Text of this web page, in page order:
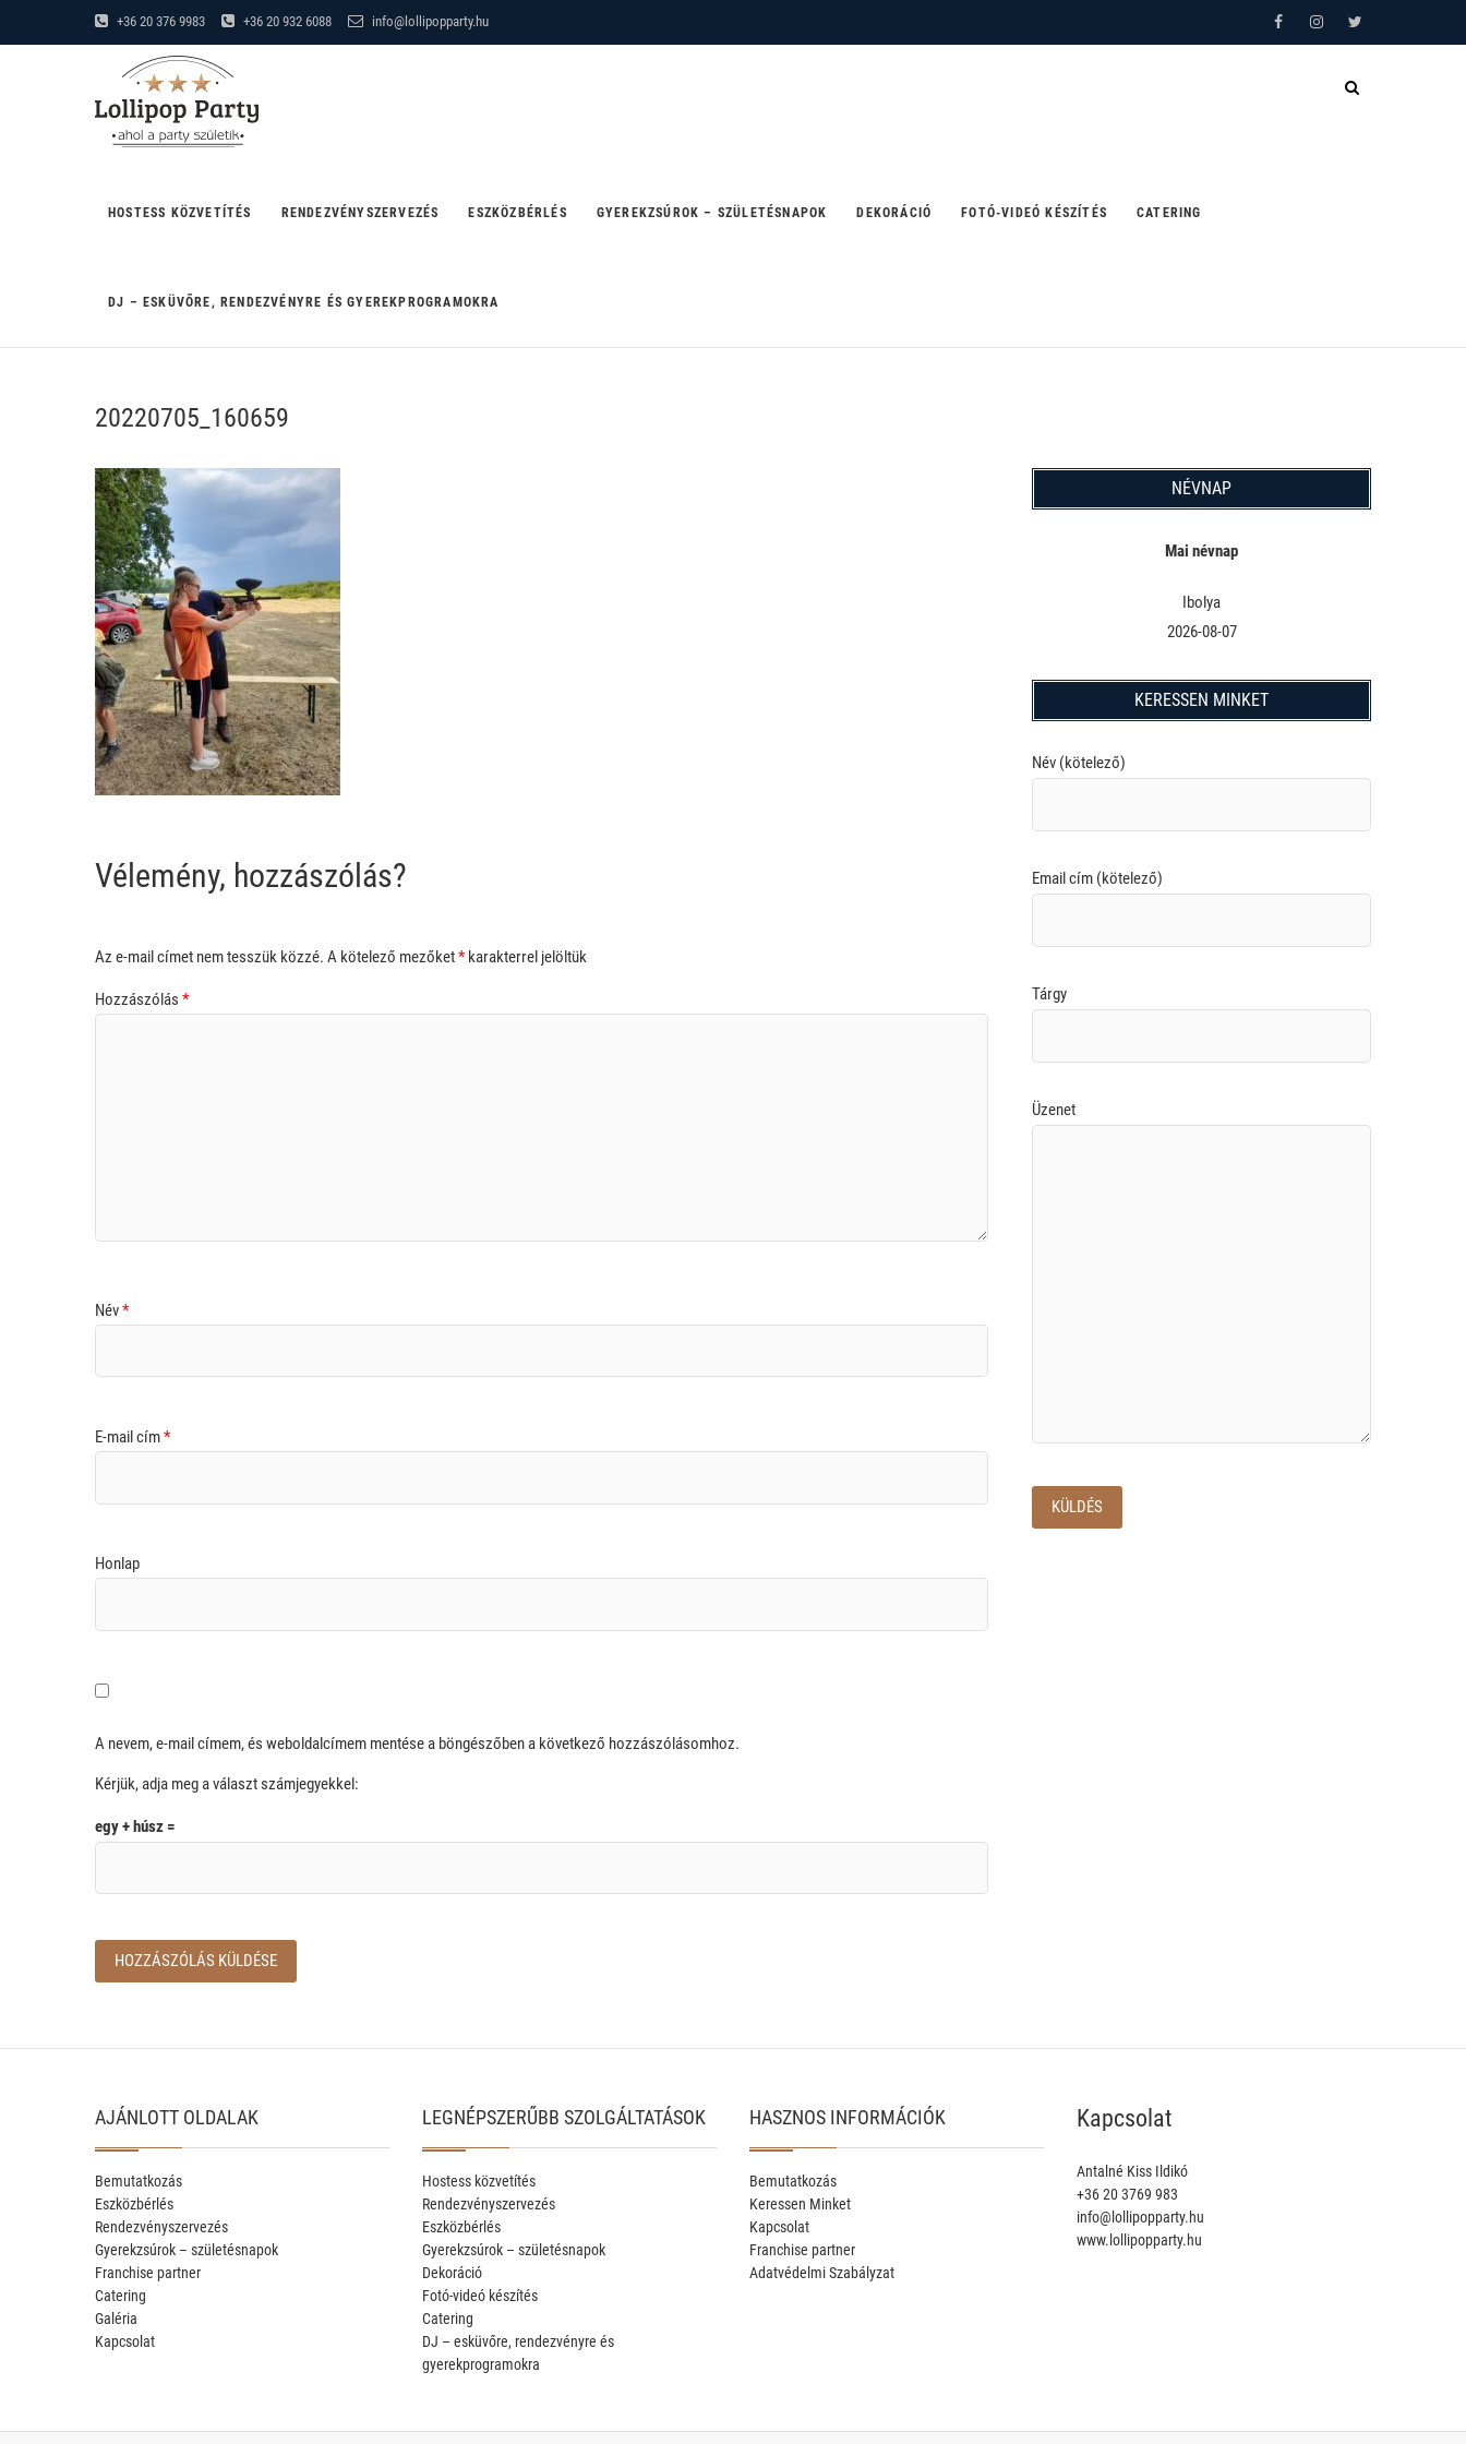
to
+36 20 376 9983 +36 20 932 6088 info@lollipopparty.hu FacebookInstagramTwitter
HOSTESS KÖZVETÍTÉS RENDEZVÉNYSZERVEZÉS ESZKÖZBÉRLÉS GYEREKZSÚROK – SZÜLETÉSNAPOK DEKORÁCIÓ FOTÓ-VIDEÓ KÉSZÍTÉS CATERING
DJ – ESKÜVŐRE, RENDEZVÉNYRE ÉS GYEREKPROGRAMOKRA
20220705_160659
Vélemény, hozzászólás?
Az e-mail címet nem tesszük közzé. A kötelező mezőket*karakterrel jelöltük
Hozzászólás *
Név*
E-mail cím*
Honlap
A nevem, e-mail címem, és weboldalcímem mentése a böngészőben a következő hozzászólásomhoz.
Kérjük, adja meg a választ számjegyekkel:
egy + húsz =
NÉVNAP
Mai névnap
Ibolya
2026-08-07
KERESSEN MINKET
Név (kötelező)
Email cím (kötelező)
Tárgy
Üzenet
AJÁNLOTT OLDALAK
Bemutatkozás
Eszközbérlés
Rendezvényszervezés
Gyerekzsúrok – születésnapok
Franchise partner
Catering
Galéria
Kapcsolat
LEGNÉPSZERŰBB SZOLGÁLTATÁSOK
Hostess közvetítés
Rendezvényszervezés
Eszközbérlés
Gyerekzsúrok – születésnapok
Dekoráció
Fotó-videó készítés
Catering
DJ – esküvőre, rendezvényre és
gyerekprogramokra
HASZNOS INFORMÁCIÓK
Bemutatkozás
Keressen Minket
Kapcsolat
Franchise partner
Adatvédelmi Szabályzat
Kapcsolat
Antalné Kiss Ildikó
+36 20 3769 983
info@lollipopparty.hu
www.lollipopparty.hu